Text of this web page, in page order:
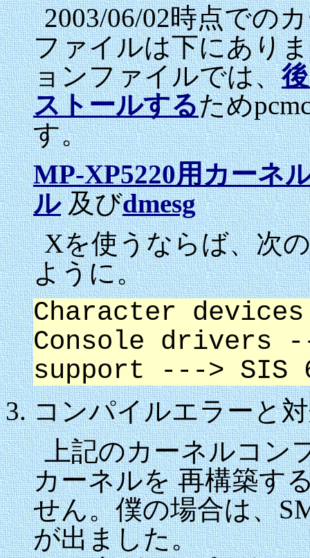
2003/06/02時点での
ファイルは下にあり
ョンファイルでは、
ストールするため
す。
MP-XP5220用カーネ
ル及びdmesg
Xを使うならば、次
ように。
Character
Console drivers
support ---> SIS
コンパイルエラーと
上記のカーネルコン
カーネルを 再構築す
せん。僕の場合は、
が出ました。